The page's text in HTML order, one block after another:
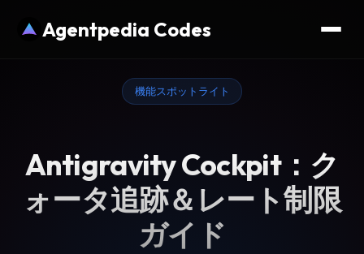
Agentpedia Codes
機能スポットライト
Antigravity Cockpit：ク
ォータ追跡＆レート制限
ガイド